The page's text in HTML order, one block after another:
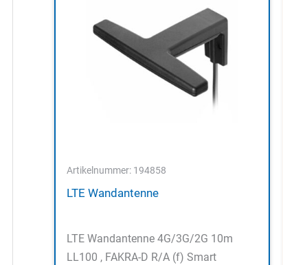
Artikelnummer: 194858
LTE Wandantenne
LTE Wandantenne 4G/3G/2G 10m
LL100 , FAKRA-D R/A (f) Smart